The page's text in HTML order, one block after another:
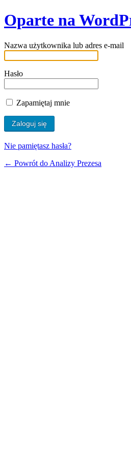
Oparte na
Nazwa użytkownika lub adres e-mail
Hasło
Zapamiętaj mnie
Nie pamiętasz hasła?
← Powrót do Analizy Prezesa